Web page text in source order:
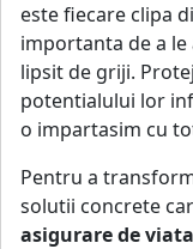
este fiecare clipa
importanta de a
lipsit de griji.
potentialului lor
o impartasim cu
Pentru a
solutii concrete
asigurare de viata